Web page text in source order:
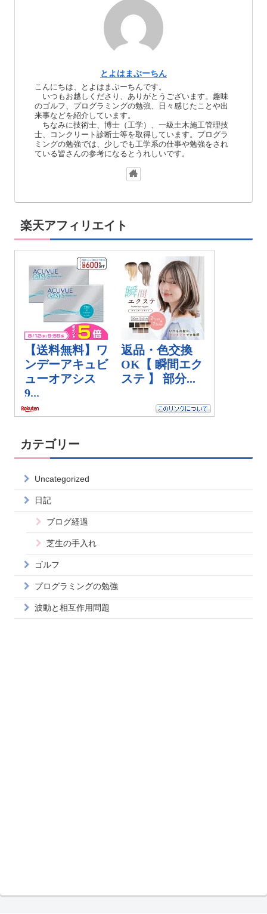
とよはまぶーちん
こんにちは、とよはまぶーちんです。
いつもお越しくださり、ありがとうございます。趣味
のゴルフ、プログラミングの勉強、日々感じたことや出
来事などを紹介しています。
ちなみに技術士、博士（工学）、一級土木施工管理技
士、コンクリート診断士等を取得しています。プログラ
ミングの勉強では、少しでも工学系の仕事や勉強をされ
ている皆さんの参考になるとうれしいです。
楽天アフィリエイト
カテゴリー
Uncategorized
日記
ブログ経過
芝生の手入れ
ゴルフ
プログラミングの勉強
波動と相互作用問題